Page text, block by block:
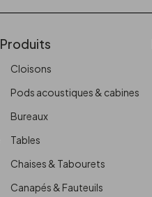
Produits
Cloisons
Pods acoustiques & cabines
Bureaux
Tables
Chaises & Tabourets
Canapés & Fauteuils